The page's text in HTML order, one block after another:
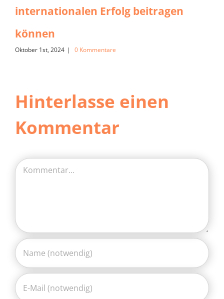
internationalen Erfolg beitragen
können
Oktober 1st, 2024 | 0 Kommentare
Hinterlasse einen
Kommentar
Kommentar